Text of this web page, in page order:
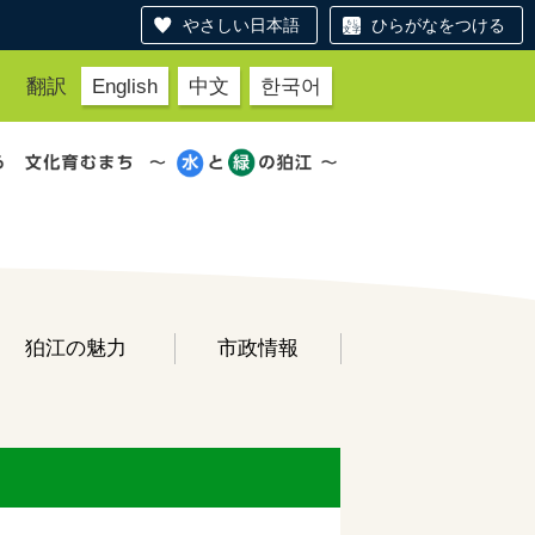
やさしい日本語 ひらがなをつける
翻訳 English 中文 한국어
狛江の魅力 市政情報